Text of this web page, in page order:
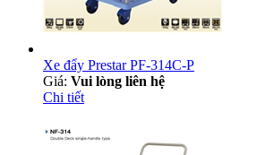
Xe đẩy Prestar PF-314C-P
Giá: Vui lòng liên hệ
Chi tiết